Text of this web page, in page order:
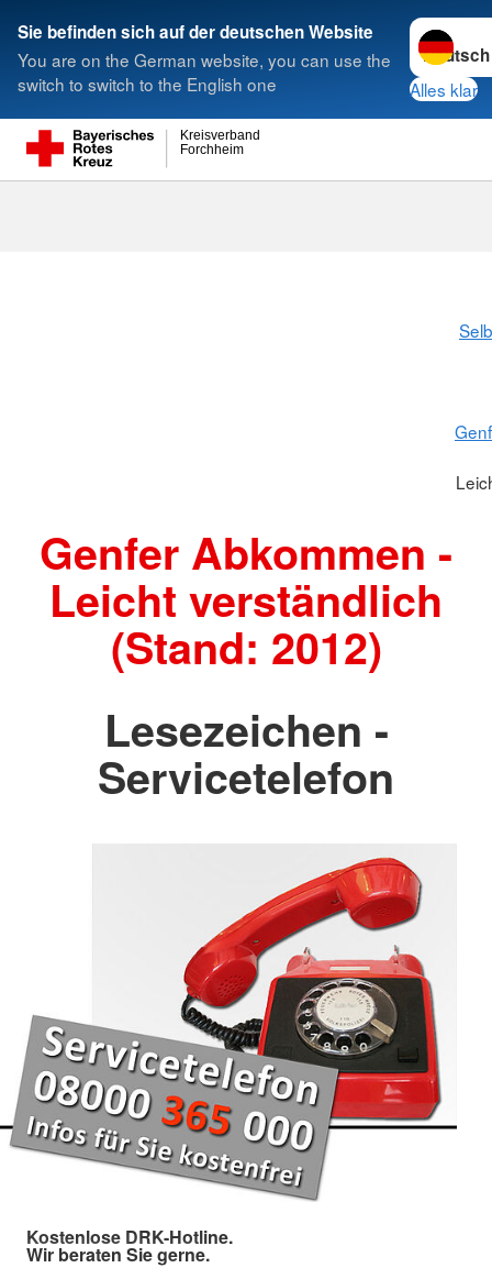
Sie befinden sich auf der deutschen Website
You are on the German website, you can use the
switch to switch to the English one
Sprache
Alles klar
Forchheim
Kreisverband
Suche
Genfer Abkommen -
Leicht verständlich
(Stand: 2012)
Lesezeichen -
Servicetelefon
Kostenlose DRK-Hotline.
Wir beraten Sie gerne.